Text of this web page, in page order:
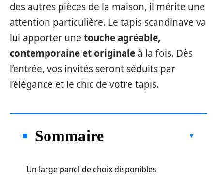
des autres pièces de la maison, il mérite une
attention particulière. Le tapis scandinave va
lui apporter une touche agréable,
contemporaine et originale à la fois. Dès
l’entrée, vos invités seront séduits par
l’élégance et le chic de votre tapis.
Sommaire
Un large panel de choix disponibles